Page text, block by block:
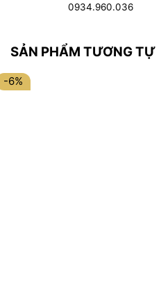
0934.960.036
SẢN PHẨM TƯƠNG TỰ
-6%